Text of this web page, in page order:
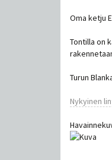
Oma ketju
Tontilla on
Turun
Nykyinen